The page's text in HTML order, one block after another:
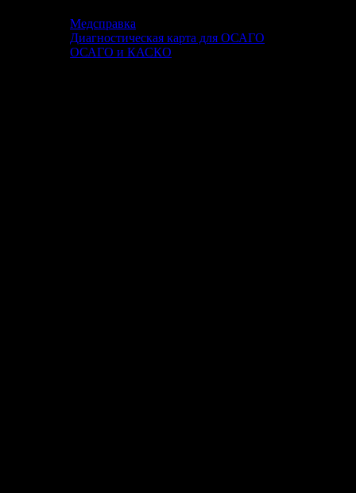
Медсправка
Диагностическая карта для ОСАГО
ОСАГО и КАСКО